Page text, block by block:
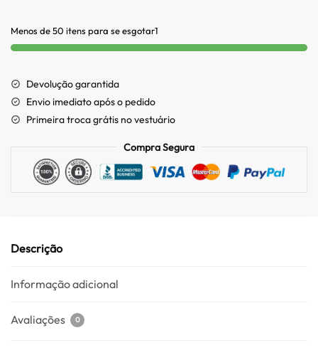
Menos de 50 itens para se esgotar1
Devolução garantida
Envio imediato após o pedido
Primeira troca grátis no vestuário
Compra Segura
Descrição
Informação adicional
Avaliações 0